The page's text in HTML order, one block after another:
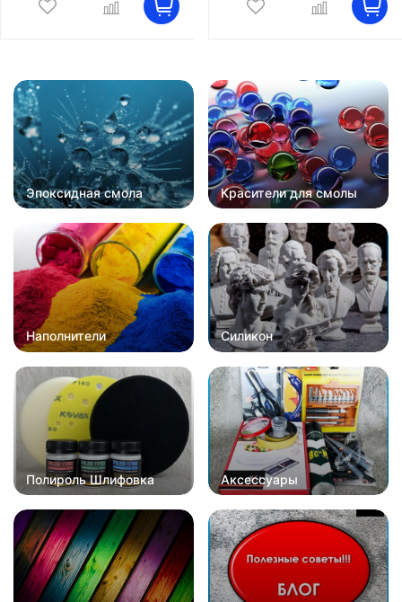
Эпоксидная смола Красители для смолы
Наполнители Силикон
Полироль Шлифовка Аксессуары